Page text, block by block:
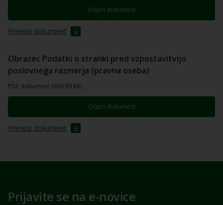
Odpri dokument
Prenesi dokument
Obrazec Podatki o stranki pred vzpostavitvijo
poslovnega razmerja (pravna oseba)
PDF dokument (650.99 Kb)
Odpri dokument
Prenesi dokument
Prijavite se na e-novice